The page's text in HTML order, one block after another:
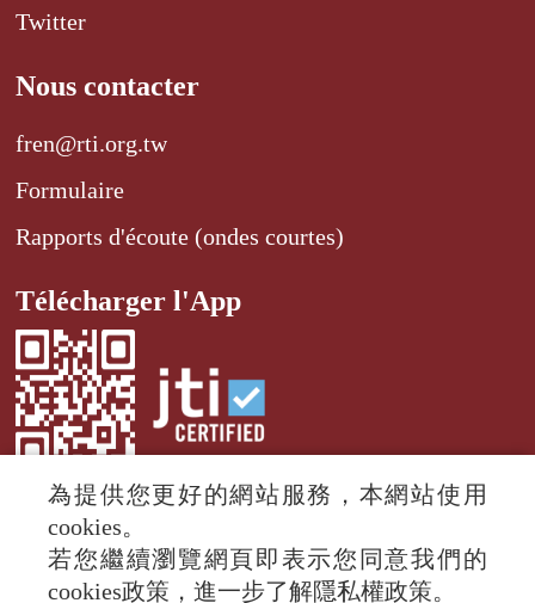
Twitter
Nous contacter
fren@rti.org.tw
Formulaire
Rapports d'écoute (ondes courtes)
Télécharger l'App
© 2024 RTI (Radio Taiwan International).
All rights reserved.
為提供您更好的網站服務，本網站使用
cookies。
若您繼續瀏覽網頁即表示您同意我們的
cookies政策，進一步了解隱私權政策。